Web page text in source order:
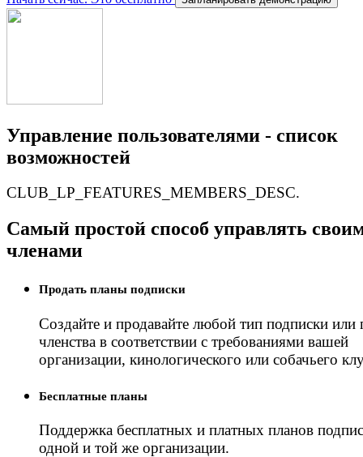
Управление пользователями - список
возможностей
CLUB_LP_FEATURES_MEMBERS_DESC.
Самый простой способ управлять
членами
Продать планы подписки
Создайте и продавайте любой тип подписки или
членства в соответствии с требованиями вашей
организации, кинологического или собачьего
Бесплатные планы
Поддержка бесплатных и платных планов
одной и той же организации.